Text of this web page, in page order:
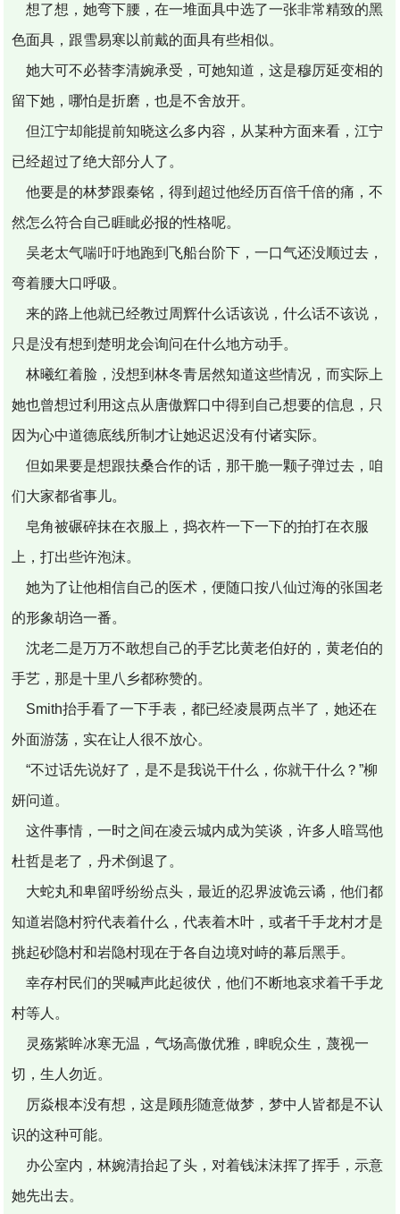
想了想，她弯下腰，在一堆面具中选了一张非常精致的黑
色面具，跟雪易寒以前戴的面具有些相似。
她大可不必替李清婉承受，可她知道，这是穆厉延变相的
留下她，哪怕是折磨，也是不舍放开。
但江宁却能提前知晓这么多内容，从某种方面来看，江宁
已经超过了绝大部分人了。
他要是的林梦跟秦铭，得到超过他经历百倍千倍的痛，不
然怎么符合自己睚眦必报的性格呢。
吴老太气喘吁吁地跑到飞船台阶下，一口气还没顺过去，
弯着腰大口呼吸。
来的路上他就已经教过周辉什么话该说，什么话不该说，
只是没有想到楚明龙会询问在什么地方动手。
林曦红着脸，没想到林冬青居然知道这些情况，而实际上
她也曾想过利用这点从唐傲辉口中得到自己想要的信息，只
因为心中道德底线所制才让她迟迟没有付诸实际。
但如果要是想跟扶桑合作的话，那干脆一颗子弹过去，咱
们大家都省事儿。
皂角被碾碎抹在衣服上，捣衣杵一下一下的拍打在衣服
上，打出些许泡沫。
她为了让他相信自己的医术，便随口按八仙过海的张国老
的形象胡诌一番。
沈老二是万万不敢想自己的手艺比黄老伯好的，黄老伯的
手艺，那是十里八乡都称赞的。
Smith抬手看了一下手表，都已经凌晨两点半了，她还在
外面游荡，实在让人很不放心。
“不过话先说好了，是不是我说干什么，你就干什么？”柳
妍问道。
这件事情，一时之间在凌云城内成为笑谈，许多人暗骂他
杜哲是老了，丹术倒退了。
大蛇丸和卑留呼纷纷点头，最近的忍界波诡云谲，他们都
知道岩隐村狩代表着什么，代表着木叶，或者千手龙村才是
挑起砂隐村和岩隐村现在于各自边境对峙的幕后黑手。
幸存村民们的哭喊声此起彼伏，他们不断地哀求着千手龙
村等人。
灵殇紫眸冰寒无温，气场高傲优雅，睥睨众生，蔑视一
切，生人勿近。
厉焱根本没有想，这是顾彤随意做梦，梦中人皆都是不认
识的这种可能。
办公室内，林婉清抬起了头，对着钱沫沫挥了挥手，示意
她先出去。